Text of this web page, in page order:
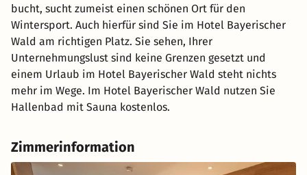
bucht, sucht zumeist einen schönen Ort für den
Wintersport. Auch hierfür sind Sie im Hotel Bayerischer
Wald am richtigen Platz. Sie sehen, Ihrer
Unternehmungslust sind keine Grenzen gesetzt und
einem Urlaub im Hotel Bayerischer Wald steht nichts
mehr im Wege. Im Hotel Bayerischer Wald nutzen Sie
Hallenbad mit Sauna kostenlos.
Zimmerinformation